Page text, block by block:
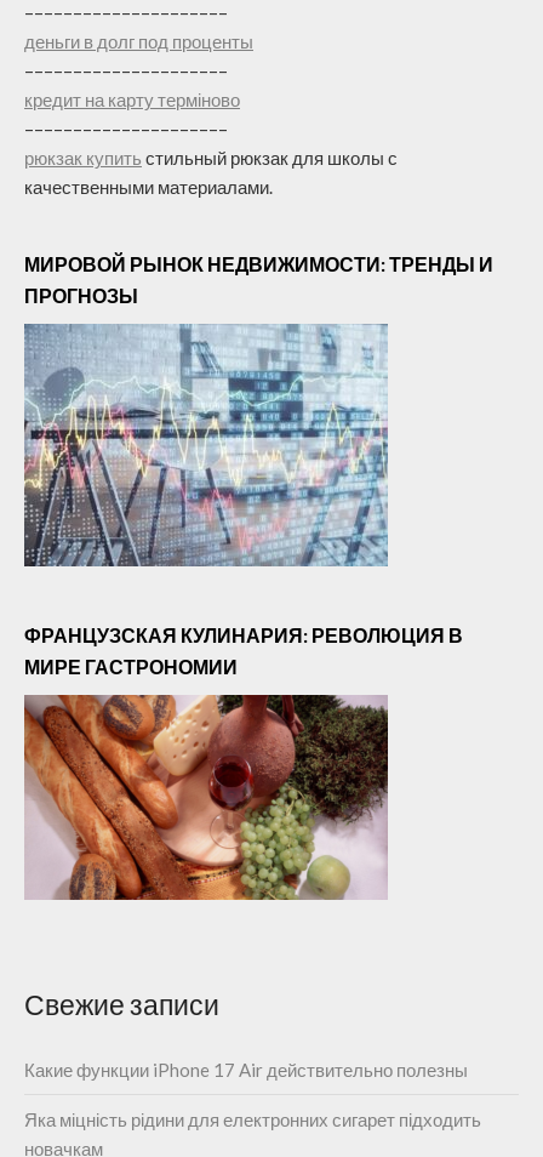
–––––––––––––––––––––
деньги в долг под проценты
–––––––––––––––––––––
кредит на карту терміново
–––––––––––––––––––––
рюкзак купить стильный рюкзак для школы с
качественными материалами.
МИРОВОЙ РЫНОК НЕДВИЖИМОСТИ: ТРЕНДЫ И
ПРОГНОЗЫ
ФРАНЦУЗСКАЯ КУЛИНАРИЯ: РЕВОЛЮЦИЯ В
МИРЕ ГАСТРОНОМИИ
Свежие записи
Какие функции iPhone 17 Air действительно полезны
Яка міцність рідини для електронних сигарет підходить
новачкам